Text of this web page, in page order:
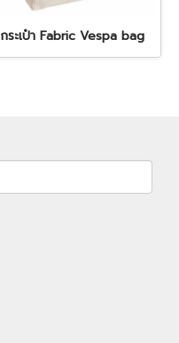
กระเป๋า Fabric Vespa bag